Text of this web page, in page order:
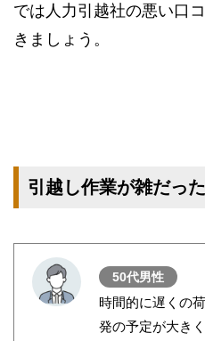
では人力引越社の悪い口
きましょう。
引越し作業が雑だった
50代男性
時間的に遅くの
発の予定が大き